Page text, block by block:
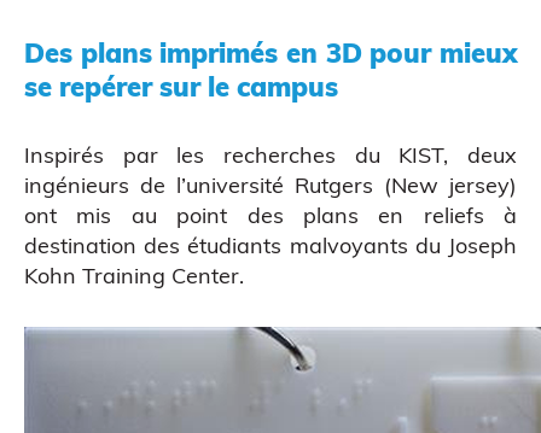
ATELIERS & ÉVÈNEMENTS
Des plans imprimés en 3D pour mieux
se repérer sur le campus
Inspirés par les recherches du KIST, deux
ingénieurs de l’université Rutgers (New jersey)
ont mis au point des plans en reliefs à
destination des étudiants malvoyants du Joseph
Kohn Training Center.